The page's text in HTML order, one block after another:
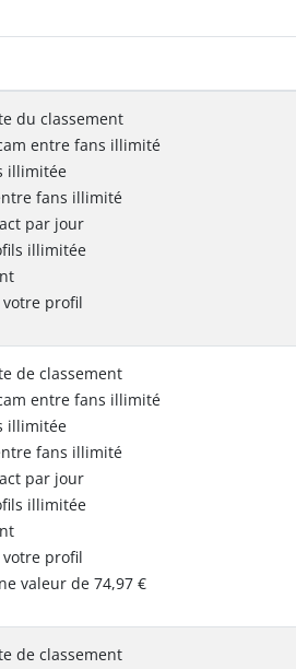
du classement
entre fans illimité
illimitée
fans illimité
par jour
illimitée
votre profil
de classement
entre fans illimité
illimitée
fans illimité
par jour
illimitée
votre profil
valeur de 74,97 €
de classement